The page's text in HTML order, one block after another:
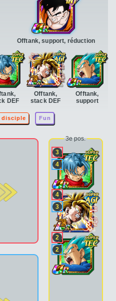
DEF
Offtank,
stack DEF
Offtank,
support
Offtank, support, réduction
disciple Fun
3e pos.
3
4
4
3
2
2